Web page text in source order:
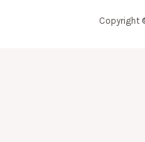
Copyright